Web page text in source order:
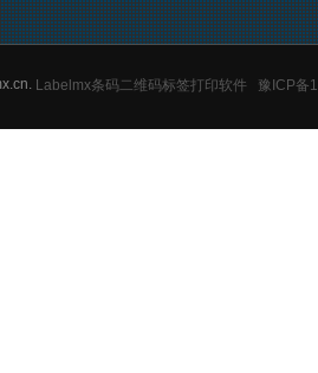
Labelmx条码二维码标签打印软件 豫ICP备